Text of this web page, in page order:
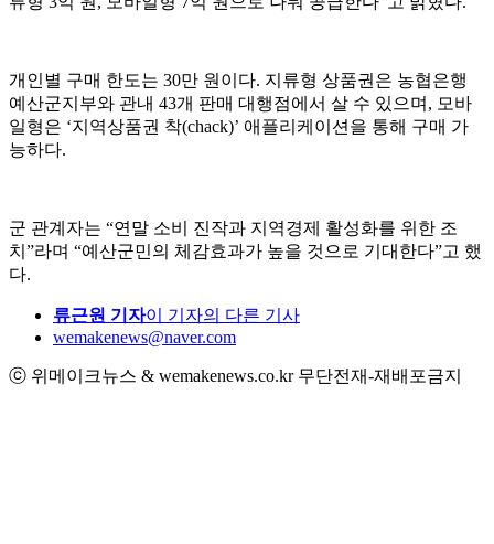
개인별 구매 한도는 30만 원이다. 지류형 상품권은 농협은행
예산군지부와 관내 43개 판매 대행점에서 살 수 있으며, 모바
일형은 ‘지역상품권 착(chack)’ 애플리케이션을 통해 구매 가
능하다.
군 관계자는 “연말 소비 진작과 지역경제 활성화를 위한 조
치”라며 “예산군민의 체감효과가 높을 것으로 기대한다”고 했
다.
류근원 기자이 기자의 다른 기사
wemakenews@naver.com
ⓒ 위메이크뉴스 & wemakenews.co.kr 무단전재-재배포금지